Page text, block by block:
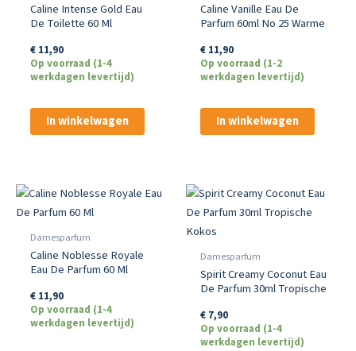
Caline Intense Gold Eau
De Toilette 60 Ml
€11,90
Op voorraad (1-4
werkdagen levertijd)
In winkelwagen
Caline Vanille Eau De
Parfum 60ml No 25 Warme
€11,90
Op voorraad (1-2
werkdagen levertijd)
In winkelwagen
Damesparfum
Caline Noblesse Royale
Eau De Parfum 60 Ml
€11,90
Op voorraad (1-4
werkdagen levertijd)
Damesparfum
Spirit Creamy Coconut Eau
De Parfum 30ml Tropische
€7,90
Op voorraad (1-4
werkdagen levertijd)